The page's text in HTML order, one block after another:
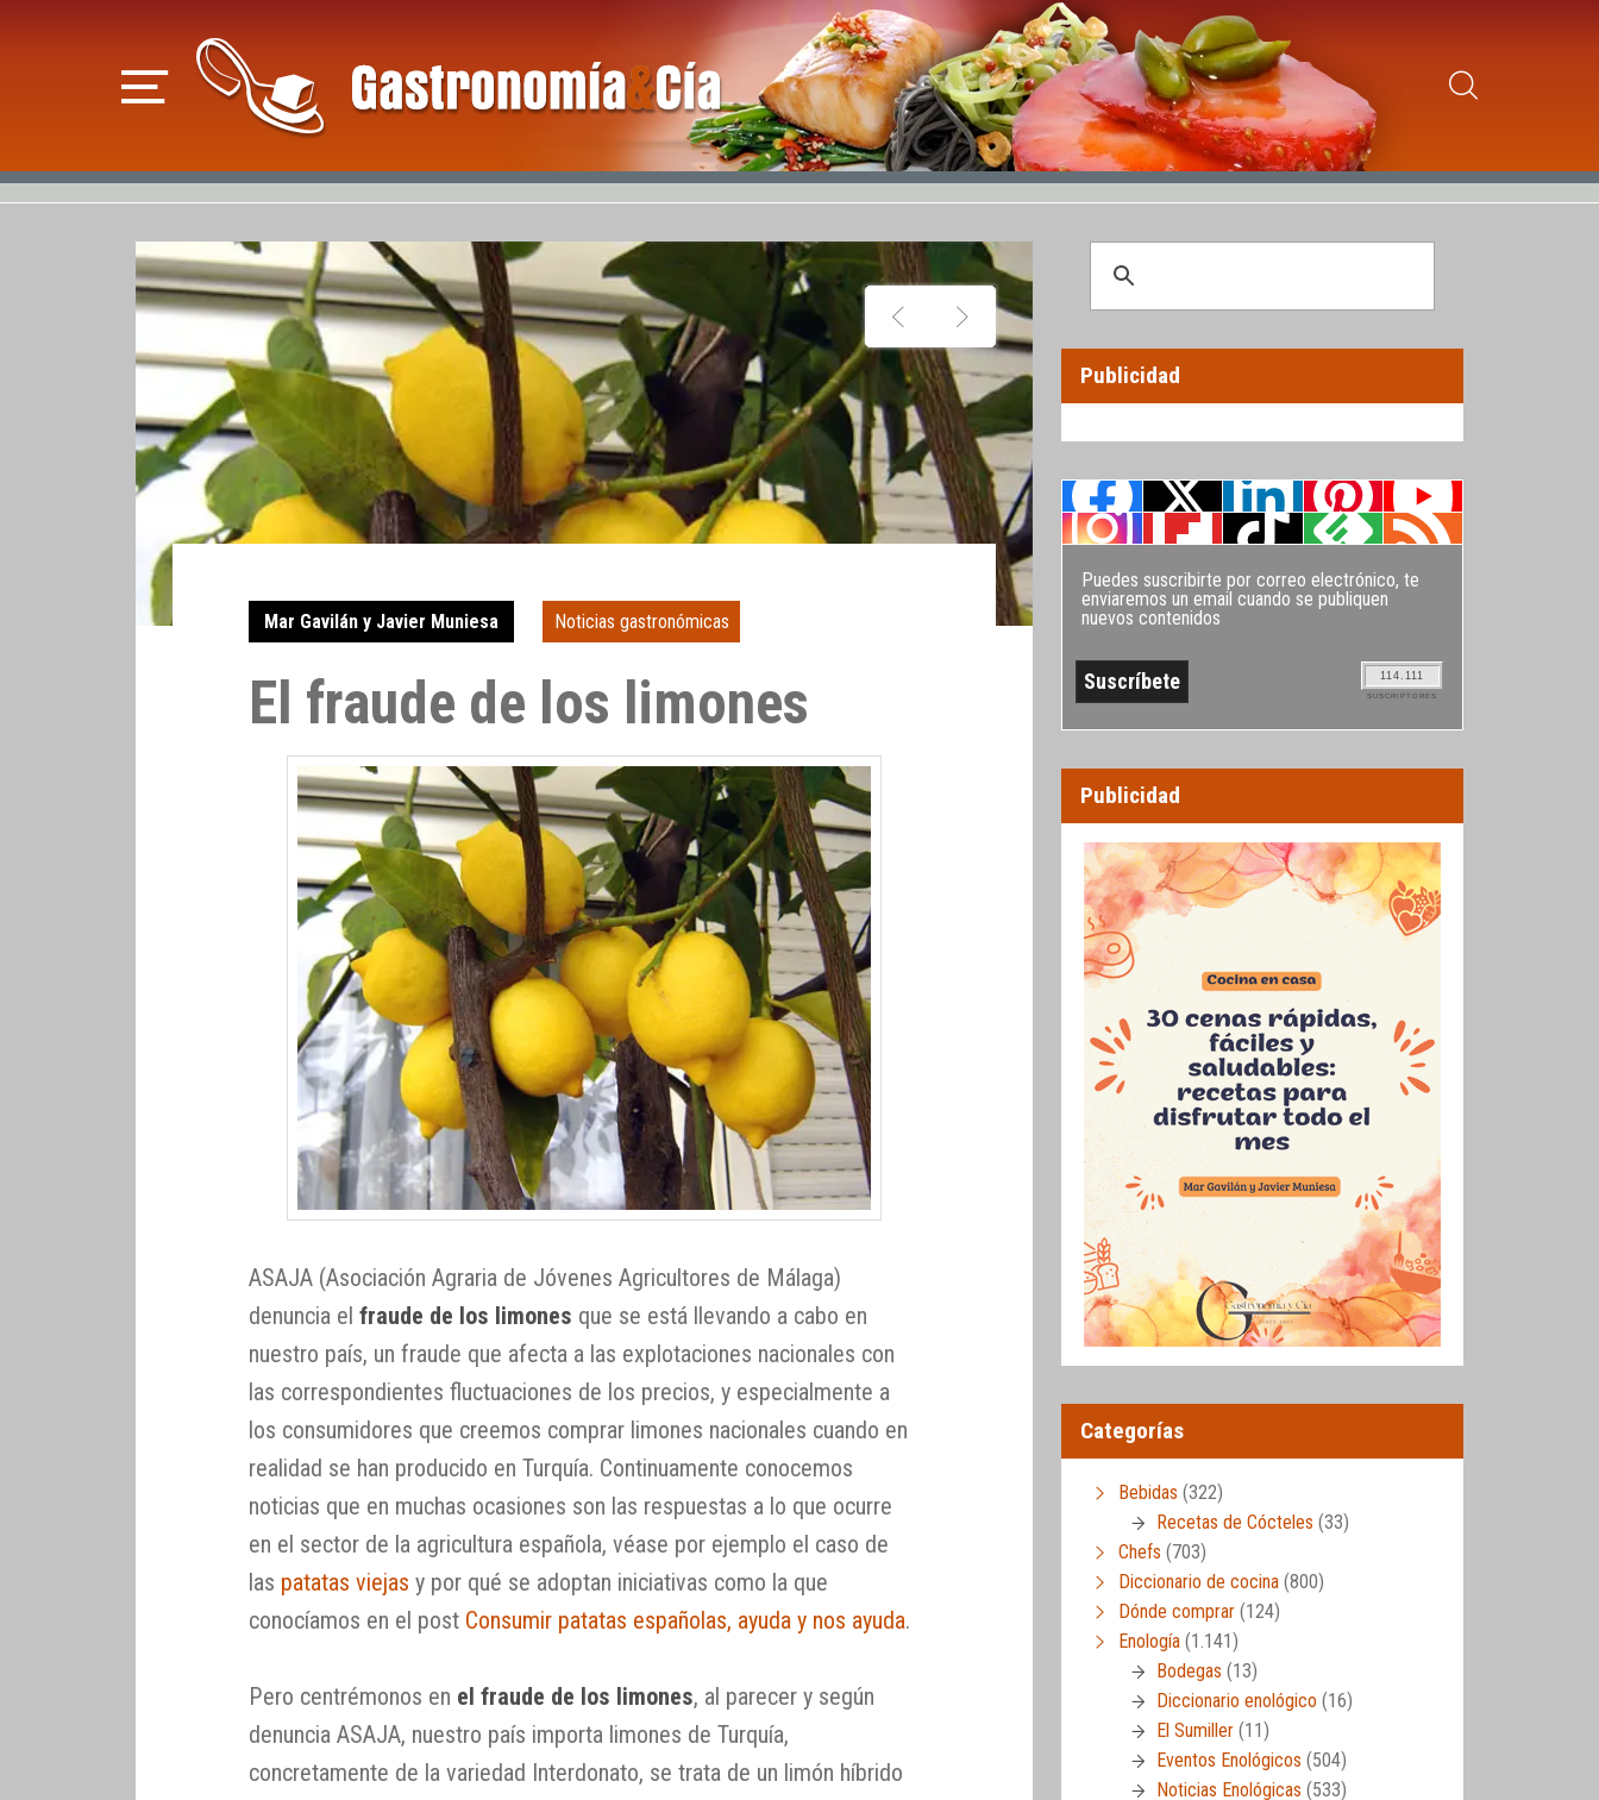
Mar Gavilán y Javier Muniesa Noticias gastronómicas
El fraude de los limones
ASAJA (Asociación Agraria de Jóvenes Agricultores de Málaga)
denuncia elfraude de los limones que se está llevando a cabo en
nuestro país, un fraude que afecta a las explotaciones nacionales con
las correspondientes fluctuaciones de los precios, y especialmente a
los consumidores que creemos comprar limones nacionales cuando en
realidad se han producido en Turquía. Continuamente conocemos
noticias que en muchas ocasiones son las respuestas a lo que ocurre
en el sector de la agricultura española, véase por ejemplo el caso de
las patatas viejas y por qué se adoptan iniciativas como la que
conocíamos en el post Consumir patatas españolas, ayuda y nos ayuda.
Pero centrémonos en el fraude de los limones, al parecer y según
denuncia ASAJA, nuestro país importa limones de Turquía,
concretamente de la variedad Interdonato, se trata de un limón híbrido
Publicidad
Puedes suscribirte por correo electrónico, te
enviaremos un email cuando se publiquen
nuevos contenidos
114.111
SUSCRIPTORES
Publicidad
Categorías
Bebidas (322)
Recetas de Cócteles (33)
Chefs (703)
Diccionario de cocina (800)
Dónde comprar (124)
Enología (1.141)
Bodegas (13)
Diccionario enológico (16)
El Sumiller (11)
Eventos Enológicos (504)
Noticias Enológicas (533)